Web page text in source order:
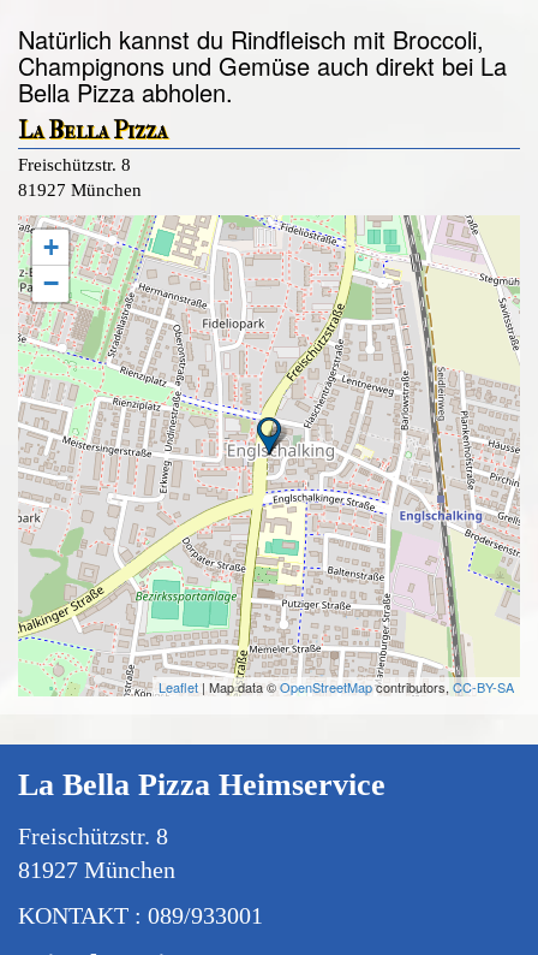
Natürlich kannst du Rindfleisch mit Broccoli,
Champignons und Gemüse auch direkt bei La
Bella Pizza abholen.
La Bella Pizza
Freischützstr. 8
81927 München
+
−
Leaflet | Map data ©OpenStreetMapcontributors, CC-BY-SA
La Bella Pizza Heimservice
Freischützstr. 8
81927 München
KONTAKT : 089/933001